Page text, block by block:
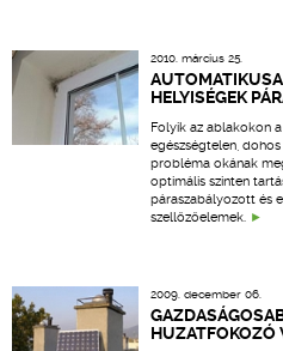
2010. március 25.
HELYISÉGEK
Folyik az ablakokon
egészségtelen,
probléma okának
optimális szinten
páraszabályozott és
szellőzőelemek.
2009. december 06.
HUZATFOKOZÓ